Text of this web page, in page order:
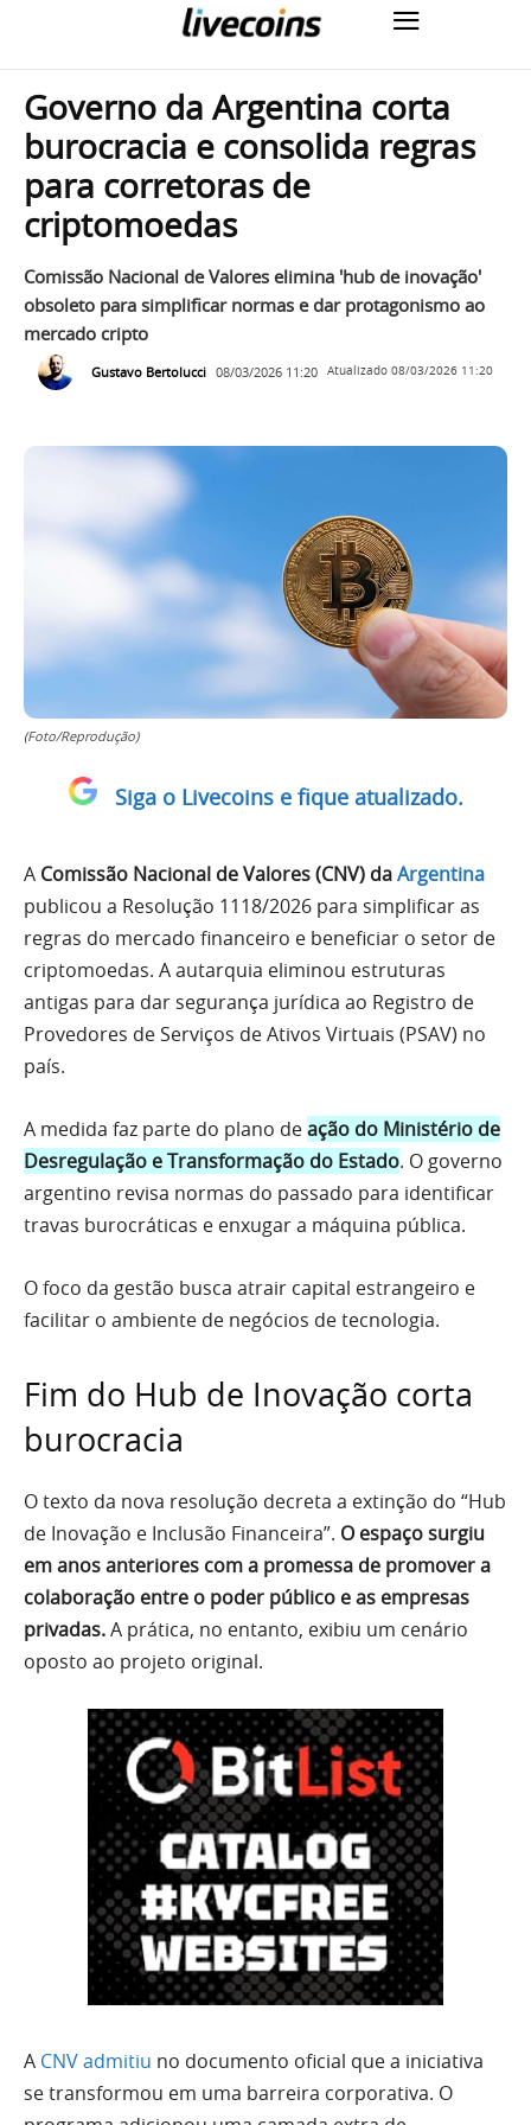
Governo da Argentina corta
burocracia e consolida regras
para corretoras de
criptomoedas
Comissão Nacional de Valores elimina 'hub de inovação'
obsoleto para simplificar normas e dar protagonismo ao
mercado cripto
Gustavo Bertolucci 08/03/2026 11:20 Atualizado 08/03/2026 11:20
(Foto/Reprodução)
Siga o Livecoins e fique atualizado.
A Comissão Nacional de Valores (CNV) daArgentina
publicou a Resolução 1118/2026 para simplificar as
regras do mercado financeiro e beneficiar o setor de
criptomoedas. A autarquia eliminou estruturas
antigas para dar segurança jurídica ao Registro de
Provedores de Serviços de Ativos Virtuais (PSAV) no
país.
A medida faz parte do plano deação do Ministério de
Desregulação e Transformação do Estado. O governo
argentino revisa normas do passado para identificar
travas burocráticas e enxugar a máquina pública.
O foco da gestão busca atrair capital estrangeiro e
facilitar o ambiente de negócios de tecnologia.
Fim do Hub de Inovação corta
burocracia
O texto da nova resolução decreta a extinção do “Hub
de Inovação e Inclusão Financeira”. O espaço surgiu
em anos anteriores com a promessa de promover a
colaboração entre o poder público e as empresas
privadas.A prática, no entanto, exibiu um cenário
oposto ao projeto original.
A CNV admitiu no documento oficial que a iniciativa
se transformou em uma barreira corporativa. O